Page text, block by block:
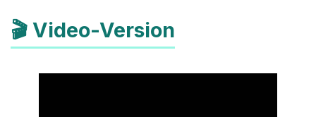
🎬 Video-Version